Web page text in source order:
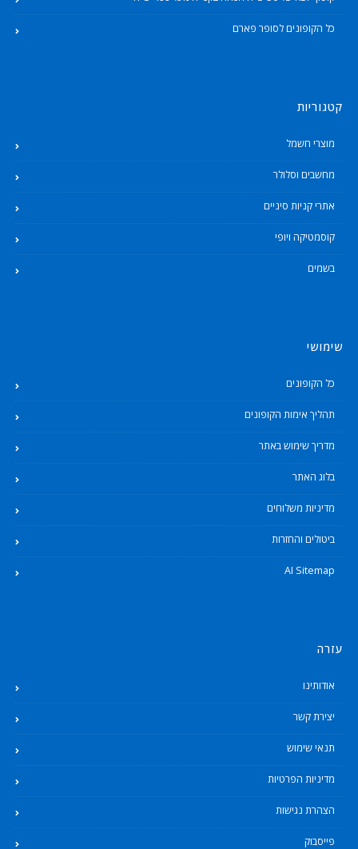
כל הקופונים לסופר פארם
קטגוריות
מוצרי חשמל
מחשבים וסלולר
אתרי קניות סיניים
קוסמטיקה ויופי
בשמים
שימושי
כל הקופונים
תהליך אימות הקופונים
מדריך שימוש באתר
בלוג האתר
מדיניות משלוחים
ביטולים והחזרות
AI Sitemap
עזרה
אודותינו
יצירת קשר
תנאי שימוש
מדיניות הפרטיות
הצהרת נגישות
פייסבוק